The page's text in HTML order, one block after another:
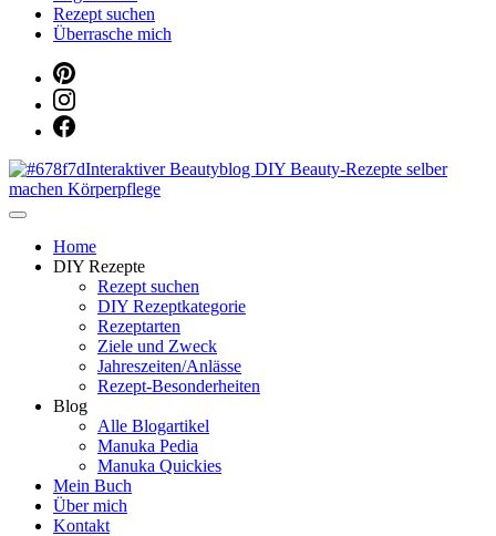
Rezept suchen
Überrasche mich
Manuka Magic – Natürlich schön:
Dein interaktiver DIY Beautyblog
Home
DIY Rezepte
Rezept suchen
DIY Rezeptkategorie
Rezeptarten
Ziele und Zweck
Jahreszeiten/Anlässe
Rezept-Besonderheiten
Blog
Alle Blogartikel
Manuka Pedia
Manuka Quickies
Mein Buch
Über mich
Kontakt